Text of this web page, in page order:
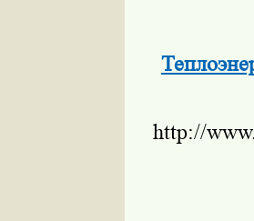
http://